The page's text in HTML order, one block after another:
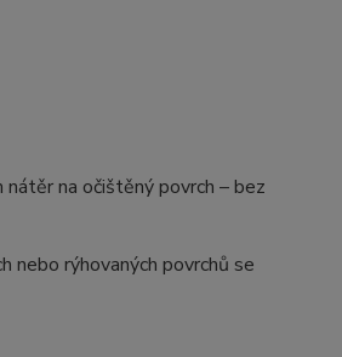
na očištěný povrch – bez
nebo rýhovaných povrchů se